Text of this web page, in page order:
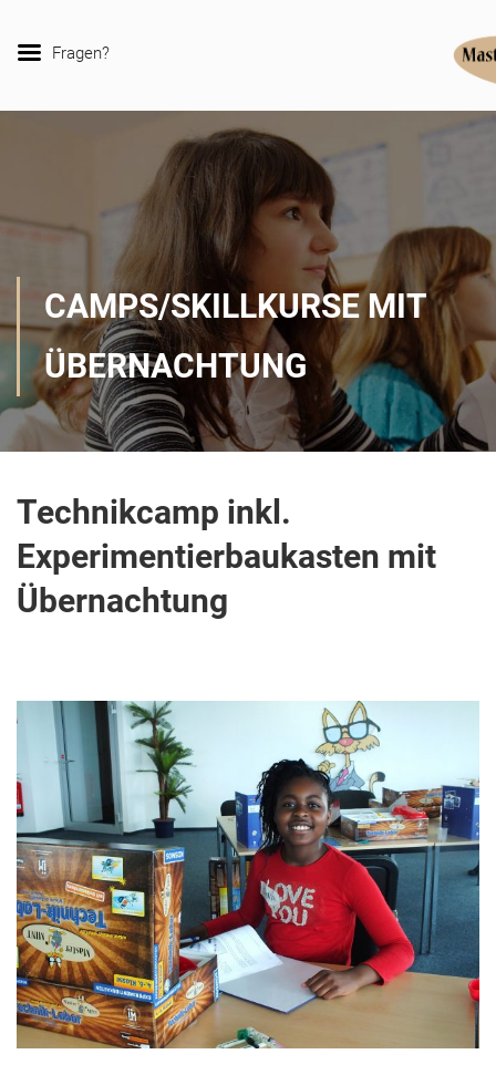
CAMPS/SKILLKURSE MIT
ÜBERNACHTUNG
Technikcamp inkl.
Experimentierbaukasten mit
Übernachtung
Fragen?